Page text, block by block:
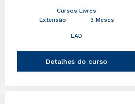
Cursos Livres
Extensão
3 Meses
EAD
Detalhes do curso